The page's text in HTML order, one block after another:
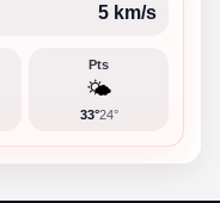
5 km/s
Pts
🌤️
33°24°